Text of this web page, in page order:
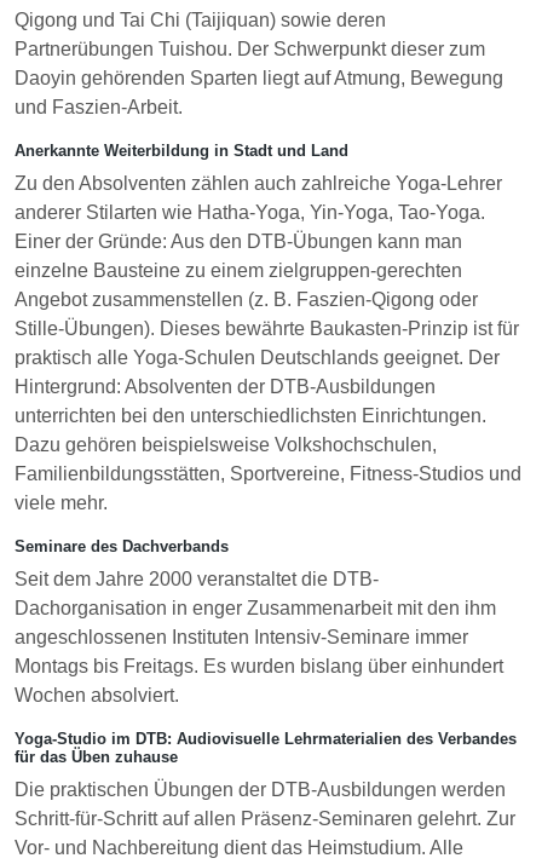
Qigong und Tai Chi (Taijiquan) sowie deren
Partnerübungen Tuishou. Der Schwerpunkt dieser zum
Daoyin gehörenden Sparten liegt auf Atmung, Bewegung
und Faszien-Arbeit.
Anerkannte Weiterbildung in Stadt und Land
Zu den Absolventen zählen auch zahlreiche Yoga-Lehrer
anderer Stilarten wie Hatha-Yoga, Yin-Yoga, Tao-Yoga.
Einer der Gründe: Aus den DTB-Übungen kann man
einzelne Bausteine zu einem zielgruppen-gerechten
Angebot zusammenstellen (z. B. Faszien-Qigong oder
Stille-Übungen). Dieses bewährte Baukasten-Prinzip ist für
praktisch alle Yoga-Schulen Deutschlands geeignet. Der
Hintergrund: Absolventen der DTB-Ausbildungen
unterrichten bei den unterschiedlichsten Einrichtungen.
Dazu gehören beispielsweise Volkshochschulen,
Familienbildungsstätten, Sportvereine, Fitness-Studios und
viele mehr.
Seminare des Dachverbands
Seit dem Jahre 2000 veranstaltet die DTB-
Dachorganisation in enger Zusammenarbeit mit den ihm
angeschlossenen Instituten Intensiv-Seminare immer
Montags bis Freitags. Es wurden bislang über einhundert
Wochen absolviert.
Yoga-Studio im DTB: Audiovisuelle Lehrmaterialien des Verbandes
für das Üben zuhause
Die praktischen Übungen der DTB-Ausbildungen werden
Schritt-für-Schritt auf allen Präsenz-Seminaren gelehrt. Zur
Vor- und Nachbereitung dient das Heimstudium. Alle